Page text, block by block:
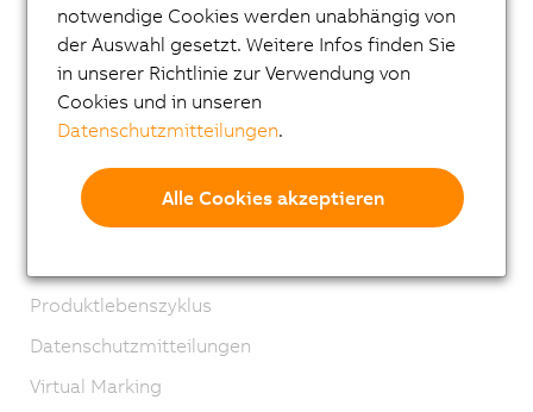
E-Mail-Service von B&R
Karriere
Lehre
Standorte
Kontakt
Impressum
Produktlebenszyklus
Datenschutzmitteilungen
Virtual Marking
notwendige Cookies werden unabhängig von
der Auswahl gesetzt. Weitere Infos finden Sie
in unserer Richtlinie zur Verwendung von
Cookies und in unseren
Datenschutzmitteilungen.
Alle Cookies akzeptieren